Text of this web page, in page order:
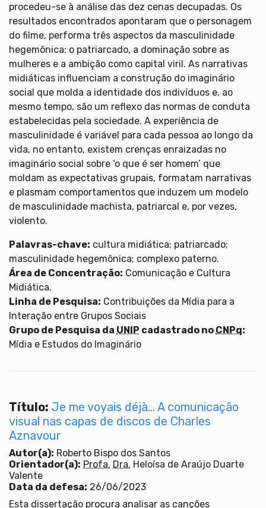
procedeu-se à análise das dez cenas decupadas. Os
resultados encontrados apontaram que o personagem
do filme, performa três aspectos da masculinidade
hegemônica: o patriarcado, a dominação sobre as
mulheres e a ambição como capital viril. As narrativas
midiáticas influenciam a construção do imaginário
social que molda a identidade dos indivíduos e, ao
mesmo tempo, são um reflexo das normas de conduta
estabelecidas pela sociedade. A experiência de
masculinidade é variável para cada pessoa ao longo da
vida, no entanto, existem crenças enraizadas no
imaginário social sobre ‘o que é ser homem’ que
moldam as expectativas grupais, formatam narrativas
e plasmam comportamentos que induzem um modelo
de masculinidade machista, patriarcal e, por vezes,
violento.
Palavras-chave: cultura midiática; patriarcado;
masculinidade hegemônica; complexo paterno.
Área de Concentração: Comunicação e Cultura
Midiática.
Linha de Pesquisa: Contribuições da Mídia para a
Interação entre Grupos Sociais
Grupo de Pesquisa da UNIP cadastrado no CNPq:
Mídia e Estudos do Imaginário
Título: Je me voyais déjà... A comunicação
visual nas capas de discos de Charles
Aznavour
Autor(a): Roberto Bispo dos Santos
Orientador(a): Profa. Dra. Heloísa de Araújo Duarte
Valente
Data da defesa: 26/06/2023
Esta dissertação procura analisar as canções